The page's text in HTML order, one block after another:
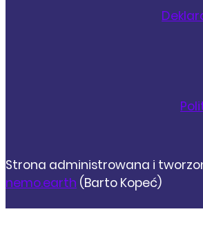
Strona administrowana i
nemo.earth (Barto Kopeć)